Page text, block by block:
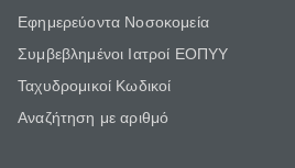
Εφημερεύοντα Νοσοκομεία
Συμβεβλημένοι Ιατροί ΕΟΠΥΥ
Ταχυδρομικοί Κωδικοί
Αναζήτηση με αριθμό